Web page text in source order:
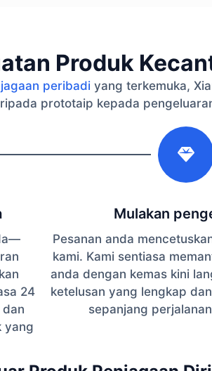
Produk
peribadiyang terkemuka,
prototaip kepada
24
yang
Mulakan
Pesanan anda
kami. Kami sentiasa
anda dengan kemas kini
ketelusan yang lengkap
sepanjang